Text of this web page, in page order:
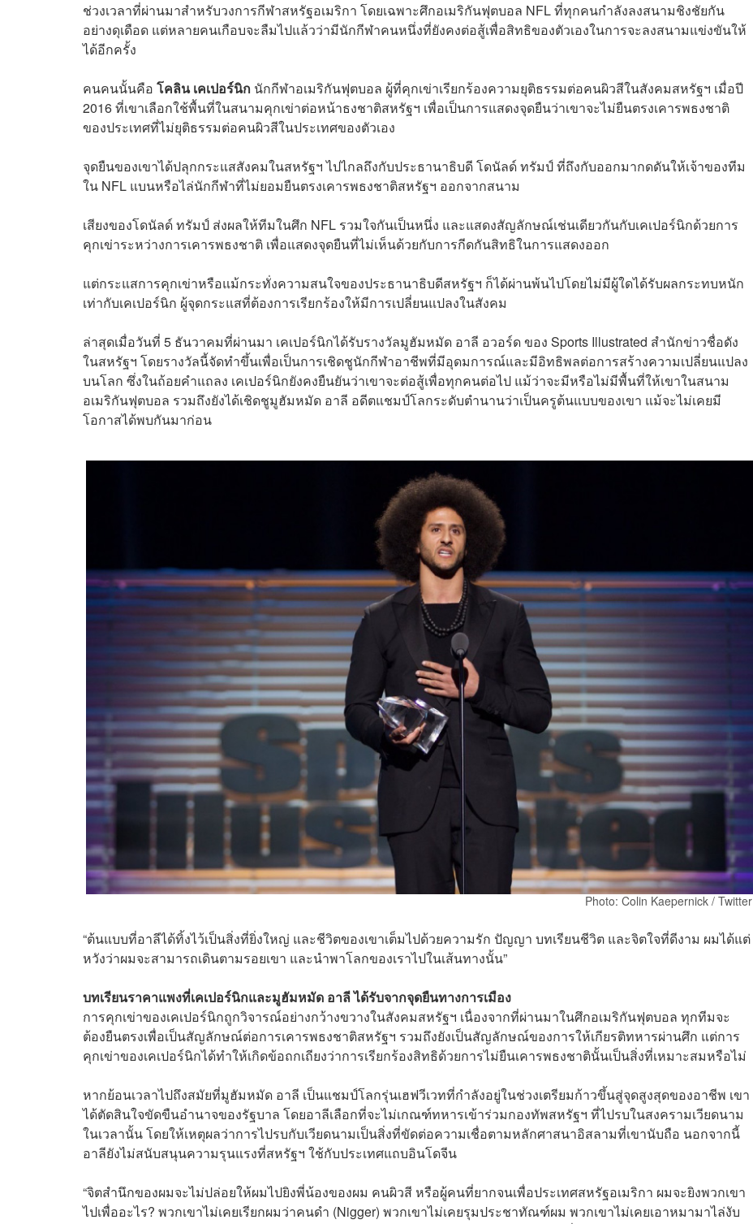
ช่วงเวลาที่ผ่านมาสำหรับวงการกีฬาสหรัฐอเมริกา โดยเฉพาะศึกอเมริกันฟุตบอล NFL ที่ทุกคนกำลังลงสนามชิงชัยกัน
อย่างดุเดือด แต่หลายคนเกือบจะลืมไปแล้วว่ามีนักกีฬาคนหนึ่งที่ยังคงต่อสู้เพื่อสิทธิของตัวเองในการจะลงสนามแข่งขันให้
ได้อีกครั้ง
คนคนนั้นคือ โคลิน เคเปอร์นิก นักกีฬาอเมริกันฟุตบอล ผู้ที่คุกเข่าเรียกร้องความยุติธรรมต่อคนผิวสีในสังคมสหรัฐฯ เมื่อปี
2016 ที่เขาเลือกใช้พื้นที่ในสนามคุกเข่าต่อหน้าธงชาติสหรัฐฯ เพื่อเป็นการแสดงจุดยืนว่าเขาจะไม่ยืนตรงเคารพธงชาติ
ของประเทศที่ไม่ยุติธรรมต่อคนผิวสีในประเทศของตัวเอง
จุดยืนของเขาได้ปลุกกระแสสังคมในสหรัฐฯ ไปไกลถึงกับประธานาธิบดี โดนัลด์ ทรัมป์ ที่ถึงกับออกมากดดันให้เจ้าของทีม
ใน NFL แบนหรือไล่นักกีฬาที่ไม่ยอมยืนตรงเคารพธงชาติสหรัฐฯ ออกจากสนาม
เสียงของโดนัลด์ ทรัมป์ ส่งผลให้ทีมในศึก NFL รวมใจกันเป็นหนึ่ง และแสดงสัญลักษณ์เช่นเดียวกันกับเคเปอร์นิกด้วยการ
คุกเข่าระหว่างการเคารพธงชาติ เพื่อแสดงจุดยืนที่ไม่เห็นด้วยกับการกีดกันสิทธิในการแสดงออก
แต่กระแสการคุกเข่าหรือแม้กระทั่งความสนใจของประธานาธิบดีสหรัฐฯ ก็ได้ผ่านพ้นไปโดยไม่มีผู้ใดได้รับผลกระทบหนัก
เท่ากับเคเปอร์นิก ผู้จุดกระแสที่ต้องการเรียกร้องให้มีการเปลี่ยนแปลงในสังคม
ล่าสุดเมื่อวันที่ 5 ธันวาคมที่ผ่านมา เคเปอร์นิกได้รับรางวัลมูฮัมหมัด อาลี อวอร์ด ของ Sports Illustrated สำนักข่าวชื่อดัง
ในสหรัฐฯ โดยรางวัลนี้จัดทำขึ้นเพื่อเป็นการเชิดชูนักกีฬาอาชีพที่มีอุดมการณ์และมีอิทธิพลต่อการสร้างความเปลี่ยนแปลง
บนโลก ซึ่งในถ้อยคำแถลง เคเปอร์นิกยังคงยืนยันว่าเขาจะต่อสู้เพื่อทุกคนต่อไป แม้ว่าจะมีหรือไม่มีพื้นที่ให้เขาในสนาม
อเมริกันฟุตบอล รวมถึงยังได้เชิดชูมูฮัมหมัด อาลี อดีตแชมป์โลกระดับตำนานว่าเป็นครูต้นแบบของเขา แม้จะไม่เคยมี
โอกาสได้พบกันมาก่อน
Photo: Colin Kaepernick / Twitter
“ต้นแบบที่อาลีได้ทิ้งไว้เป็นสิ่งที่ยิ่งใหญ่ และชีวิตของเขาเต็มไปด้วยความรัก ปัญญา บทเรียนชีวิต และจิตใจที่ดีงาม ผมได้แต่
หวังว่าผมจะสามารถเดินตามรอยเขา และนำพาโลกของเราไปในเส้นทางนั้น”
บทเรียนราคาแพงที่เคเปอร์นิกและมูฮัมหมัด อาลี ได้รับจากจุดยืนทางการเมือง
การคุกเข่าของเคเปอร์นิกถูกวิจารณ์อย่างกว้างขวางในสังคมสหรัฐฯ เนื่องจากที่ผ่านมาในศึกอเมริกันฟุตบอล ทุกทีมจะ
ต้องยืนตรงเพื่อเป็นสัญลักษณ์ต่อการเคารพธงชาติสหรัฐฯ รวมถึงยังเป็นสัญลักษณ์ของการให้เกียรติทหารผ่านศึก แต่การ
คุกเข่าของเคเปอร์นิกได้ทำให้เกิดข้อถกเถียงว่าการเรียกร้องสิทธิด้วยการไม่ยืนเคารพธงชาตินั้นเป็นสิ่งที่เหมาะสมหรือไม่
หากย้อนเวลาไปถึงสมัยที่มูฮัมหมัด อาลี เป็นแชมป์โลกรุ่นเฮฟวีเวทที่กำลังอยู่ในช่วงเตรียมก้าวขึ้นสู่จุดสูงสุดของอาชีพ เขา
ได้ตัดสินใจขัดขืนอำนาจของรัฐบาล โดยอาลีเลือกที่จะไม่เกณฑ์ทหารเข้าร่วมกองทัพสหรัฐฯ ที่ไปรบในสงครามเวียดนาม
ในเวลานั้น โดยให้เหตุผลว่าการไปรบกับเวียดนามเป็นสิ่งที่ขัดต่อความเชื่อตามหลักศาสนาอิสลามที่เขานับถือ นอกจากนี้
อาลียังไม่สนับสนุนความรุนแรงที่สหรัฐฯ ใช้กับประเทศแถบอินโดจีน
“จิตสำนึกของผมจะไม่ปล่อยให้ผมไปยิงพี่น้องของผม คนผิวสี หรือผู้คนที่ยากจนเพื่อประเทศสหรัฐอเมริกา ผมจะยิงพวกเขา
ไปเพื่ออะไร? พวกเขาไม่เคยเรียกผมว่าคนดำ (Nigger) พวกเขาไม่เคยรุมประชาทัณฑ์ผม พวกเขาไม่เคยเอาหมามาไล่งับ